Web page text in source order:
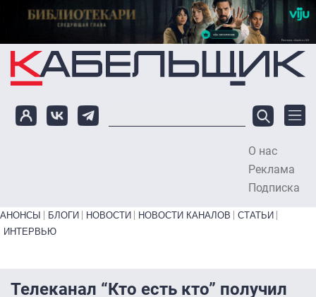
Перейти к основному содержанию
О нас
Реклама
Подписка
Primary links bottom
АНОНСЫ БЛОГИ НОВОСТИ НОВОСТИ КАНАЛОВ
СТАТЬИ
ИНТЕРВЬЮ
Телеканал “Кто есть кто” получил